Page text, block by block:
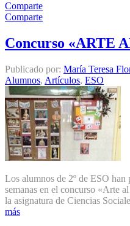
Comparte
Comparte
Concurso «ARTE
Publicado por: María Teresa
Alumnos, Artículos, ESO
Los alumnos de 2º de ESO
semanas en el concurso «Arte
la asignatura de Ciencias
más